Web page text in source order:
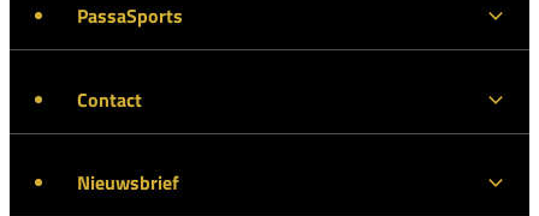
PassaSports
Contact
Nieuwsbrief